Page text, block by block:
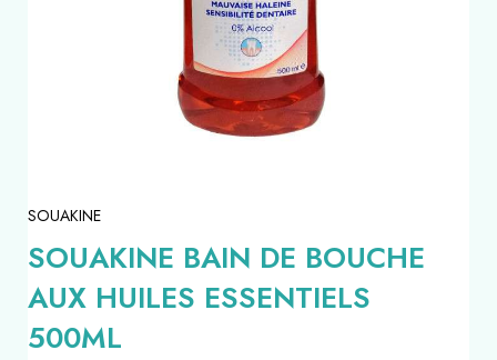
SOUAKINE
SOUAKINE BAIN DE BOUCHE
AUX HUILES ESSENTIELS
500ML